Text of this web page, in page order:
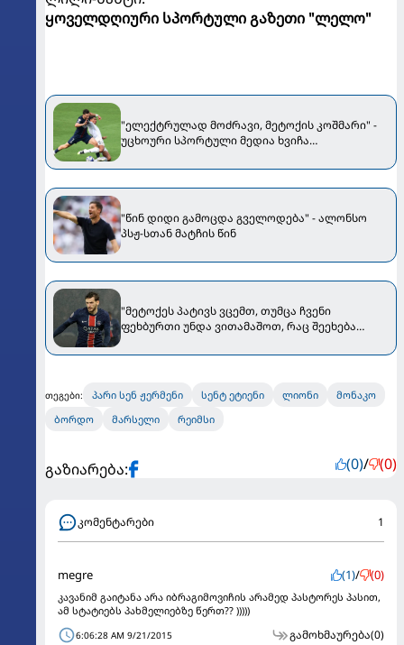
ყოველდღიური სპორტული გაზეთი "ლელო"
"ელექტრულად მოძრავი, მეტოქის კოშმარი" -
უცხოური სპორტული მედია ხვიჩა
"წინ დიდი გამოცდა გველოდება" - ალონსო
პსჟ-სთან მატჩის წინ
"მეტოქეს პატივს ვცემთ, თუმცა ჩვენი
ფეხბურთი უნდა ვითამაშოთ, რაც შეეხება
წინ კომენტარი გააკეთა
თეგები: პარი სენ ჟერმენი სენტ ეტიენი ლიონი
მონაკო
ბორდო
მარსელი რეიმსი
გაზიარება: (0)/ (0)
კომენტარები 1
megre (1)/ (0)
კავანიმ გაიტანა არა იბრაგიმოვიჩის არამედ პასტორეს პასით,
ამ სტატიებს პახმელიებზე წერთ?? )))))
6:06:28 AM 9/21/2015 გამოხმაურება(0)